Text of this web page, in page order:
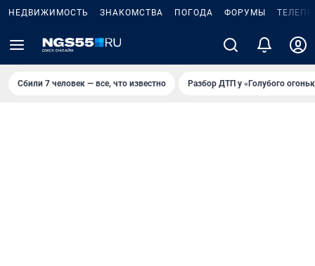
НЕДВИЖИМОСТЬ ЗНАКОМСТВА ПОГОДА ФОРУМЫ
Сбили 7 человек — все, что известно Разбор ДТП у «Голубого